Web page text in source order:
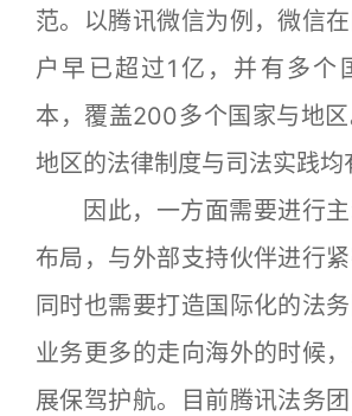
范。以腾讯微信为例，微信
户早已超过1亿，并有多个
本，覆盖200多个国家与地
地区的法律制度与司法实践均
因此，一方面需要进行
布局，与外部支持伙伴进行紧
同时也需要打造国际化的法
业务更多的走向海外的时候
展保驾护航。目前腾讯法务